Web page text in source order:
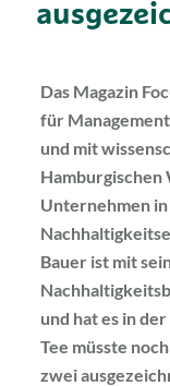
Das Magazin
für
und mit
Unternehmen
Bauer ist mit
und hat es in
Tee müsste
zwei